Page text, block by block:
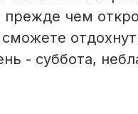
чем
- суббота,